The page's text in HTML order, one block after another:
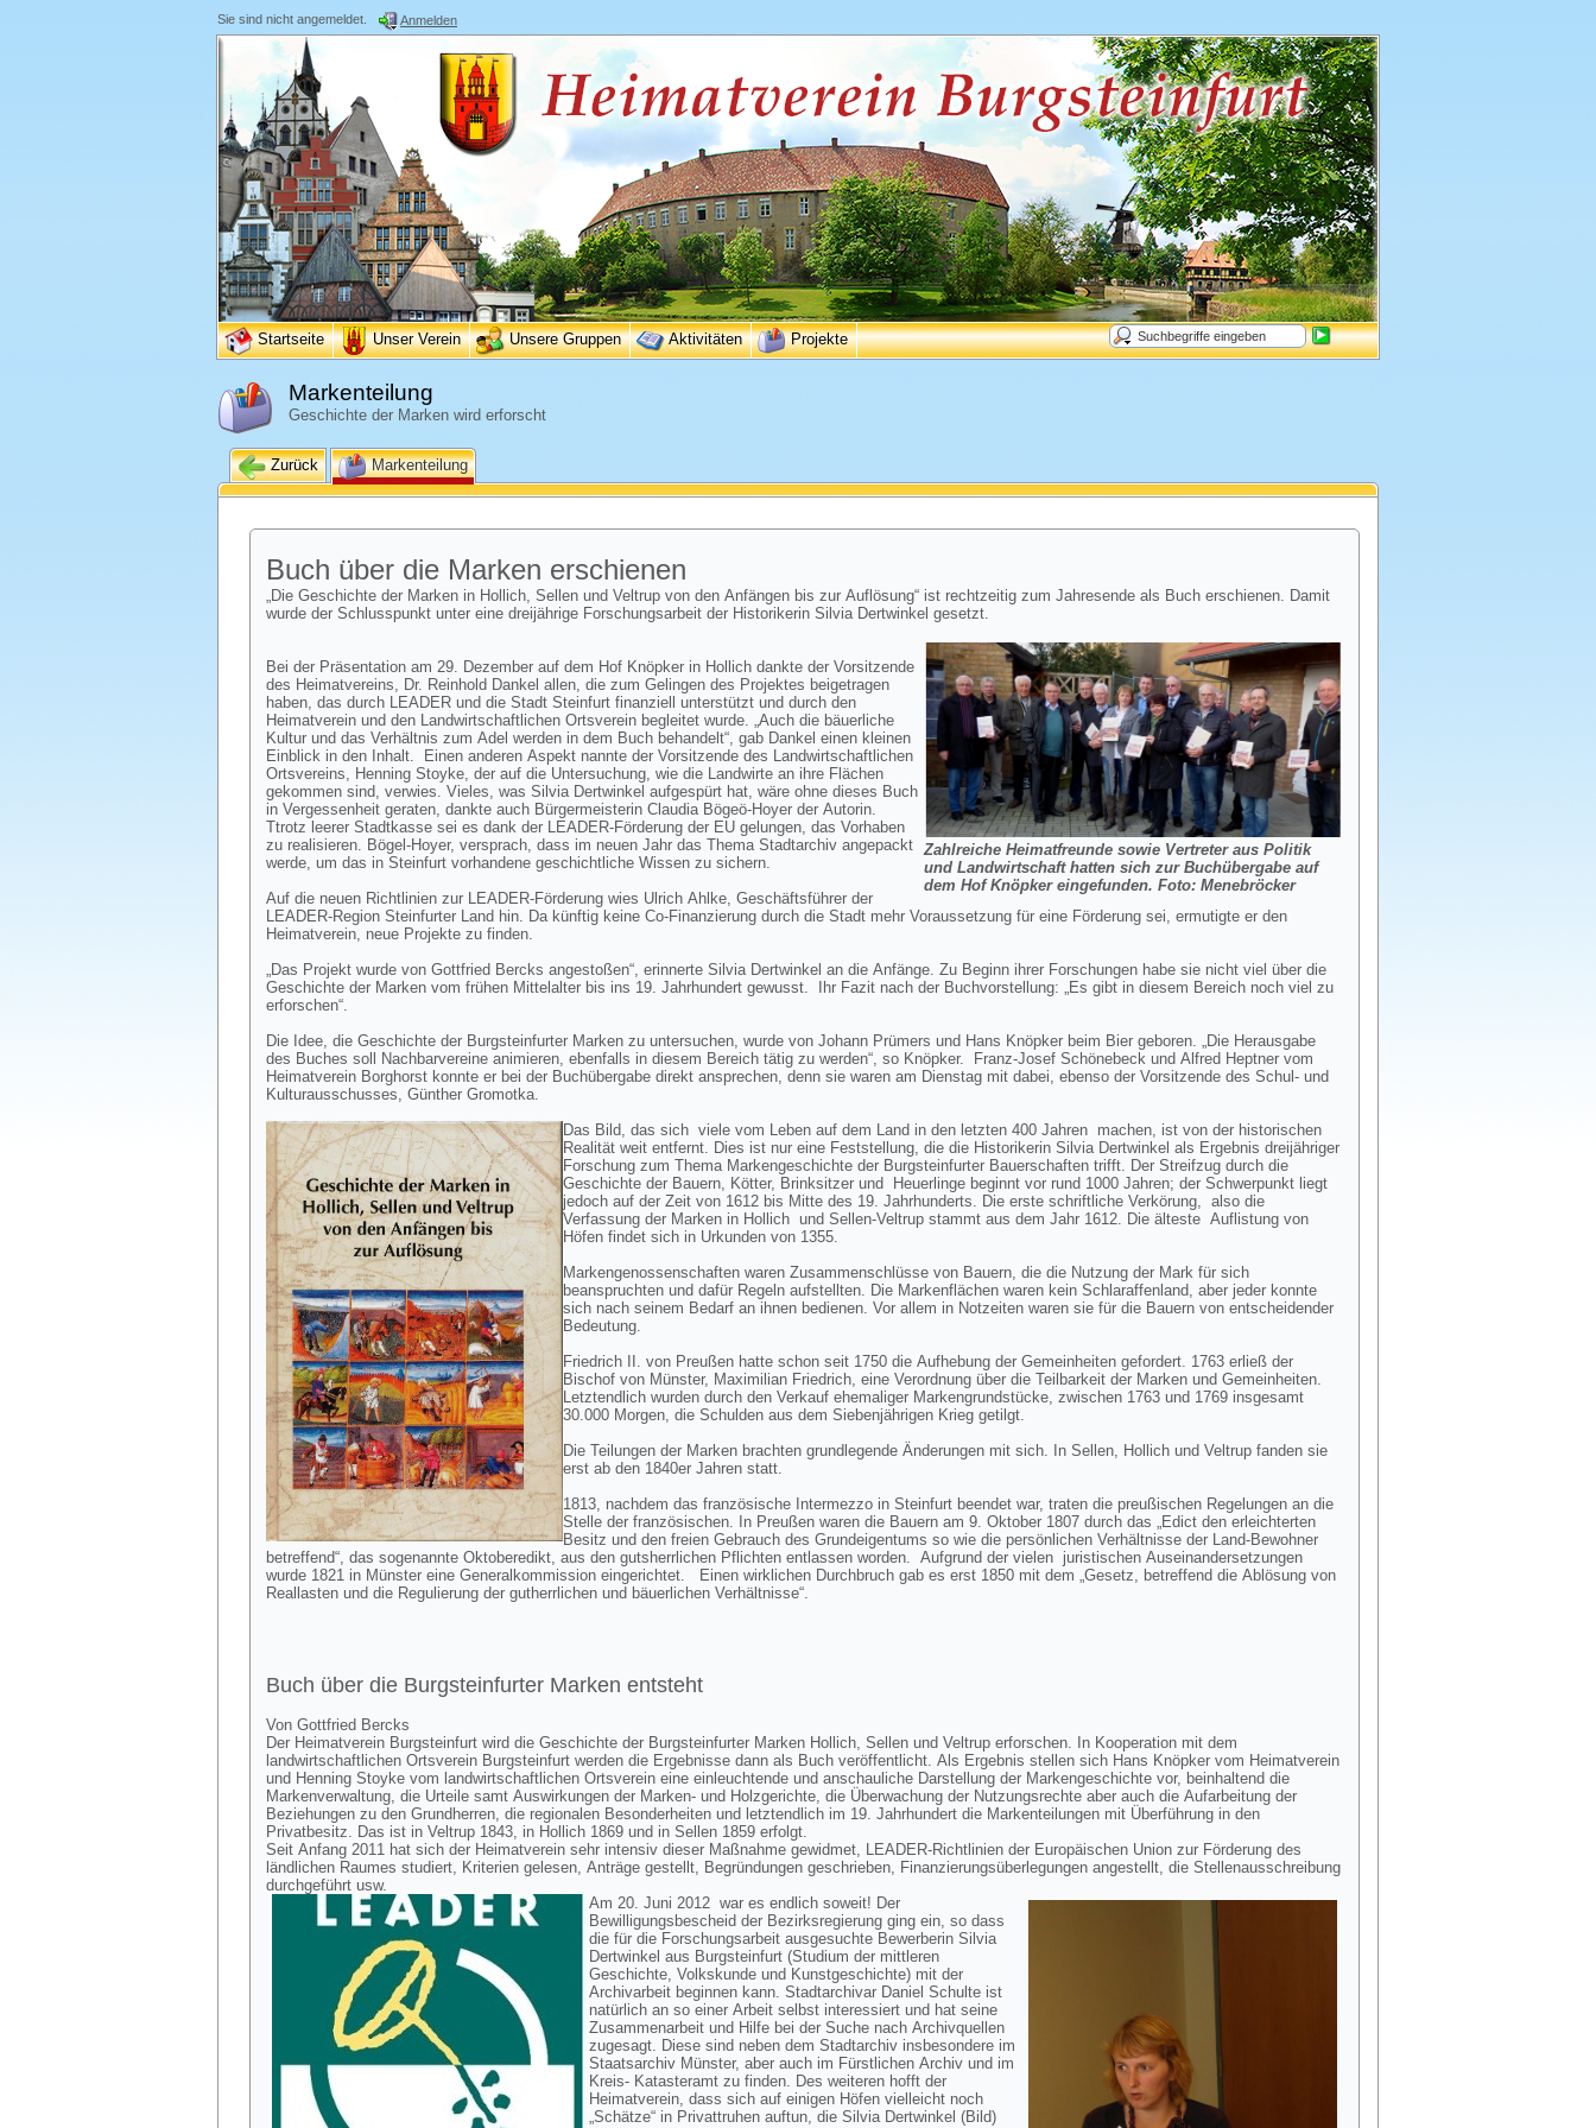
Sie sind nicht angemeldet. Anmelden
Startseite Unser Verein Unsere Gruppen Aktivitäten Projekte
Markenteilung
Geschichte der Marken wird erforscht
Zurück Markenteilung
Buch über die Marken erschienen
„Die Geschichte der Marken in Hollich, Sellen und Veltrup von den Anfängen bis zur Auflösung“ ist rechtzeitig zum Jahresende als Buch erschienen. Damit
wurde der Schlusspunkt unter eine dreijährige Forschungsarbeit der Historikerin Silvia Dertwinkel gesetzt.
Zahlreiche Heimatfreunde sowie Vertreter aus Politik
und Landwirtschaft hatten sich zur Buchübergabe auf
dem Hof Knöpker eingefunden. Foto: Menebröcker
Bei der Präsentation am 29. Dezember auf dem Hof Knöpker in Hollich dankte der Vorsitzende
des Heimatvereins, Dr. Reinhold Dankel allen, die zum Gelingen des Projektes beigetragen
haben, das durch LEADER und die Stadt Steinfurt finanziell unterstützt und durch den
Heimatverein und den Landwirtschaftlichen Ortsverein begleitet wurde. „Auch die bäuerliche
Kultur und das Verhältnis zum Adel werden in dem Buch behandelt“, gab Dankel einen kleinen
Einblick in den Inhalt. Einen anderen Aspekt nannte der Vorsitzende des Landwirtschaftlichen
Ortsvereins, Henning Stoyke, der auf die Untersuchung, wie die Landwirte an ihre Flächen
gekommen sind, verwies. Vieles, was Silvia Dertwinkel aufgespürt hat, wäre ohne dieses Buch
in Vergessenheit geraten, dankte auch Bürgermeisterin Claudia Bögeö-Hoyer der Autorin.
Ttrotz leerer Stadtkasse sei es dank der LEADER-Förderung der EU gelungen, das Vorhaben
zu realisieren. Bögel-Hoyer, versprach, dass im neuen Jahr das Thema Stadtarchiv angepackt
werde, um das in Steinfurt vorhandene geschichtliche Wissen zu sichern.
Auf die neuen Richtlinien zur LEADER-Förderung wies Ulrich Ahlke, Geschäftsführer der
LEADER-Region Steinfurter Land hin. Da künftig keine Co-Finanzierung durch die Stadt mehr Voraussetzung für eine Förderung sei, ermutigte er den
Heimatverein, neue Projekte zu finden.
„Das Projekt wurde von Gottfried Bercks angestoßen“, erinnerte Silvia Dertwinkel an die Anfänge. Zu Beginn ihrer Forschungen habe sie nicht viel über die
Geschichte der Marken vom frühen Mittelalter bis ins 19. Jahrhundert gewusst. Ihr Fazit nach der Buchvorstellung: „Es gibt in diesem Bereich noch viel zu
erforschen“.
Die Idee, die Geschichte der Burgsteinfurter Marken zu untersuchen, wurde von Johann Prümers und Hans Knöpker beim Bier geboren. „Die Herausgabe
des Buches soll Nachbarvereine animieren, ebenfalls in diesem Bereich tätig zu werden“, so Knöpker. Franz-Josef Schönebeck und Alfred Heptner vom
Heimatverein Borghorst konnte er bei der Buchübergabe direkt ansprechen, denn sie waren am Dienstag mit dabei, ebenso der Vorsitzende des Schul- und
Kulturausschusses, Günther Gromotka.
Das Bild, das sich viele vom Leben auf dem Land in den letzten 400 Jahren machen, ist von der historischen
Realität weit entfernt. Dies ist nur eine Feststellung, die die Historikerin Silvia Dertwinkel als Ergebnis dreijähriger
Forschung zum Thema Markengeschichte der Burgsteinfurter Bauerschaften trifft. Der Streifzug durch die
Geschichte der Bauern, Kötter, Brinksitzer und Heuerlinge beginnt vor rund 1000 Jahren; der Schwerpunkt liegt
jedoch auf der Zeit von 1612 bis Mitte des 19. Jahrhunderts. Die erste schriftliche Verkörung, also die
Verfassung der Marken in Hollich und Sellen-Veltrup stammt aus dem Jahr 1612. Die älteste Auflistung von
Höfen findet sich in Urkunden von 1355.
Markengenossenschaften waren Zusammenschlüsse von Bauern, die die Nutzung der Mark für sich
beanspruchten und dafür Regeln aufstellten. Die Markenflächen waren kein Schlaraffenland, aber jeder konnte
sich nach seinem Bedarf an ihnen bedienen. Vor allem in Notzeiten waren sie für die Bauern von entscheidender
Bedeutung.
Friedrich II. von Preußen hatte schon seit 1750 die Aufhebung der Gemeinheiten gefordert. 1763 erließ der
Bischof von Münster, Maximilian Friedrich, eine Verordnung über die Teilbarkeit der Marken und Gemeinheiten.
Letztendlich wurden durch den Verkauf ehemaliger Markengrundstücke, zwischen 1763 und 1769 insgesamt
30.000 Morgen, die Schulden aus dem Siebenjährigen Krieg getilgt.
Die Teilungen der Marken brachten grundlegende Änderungen mit sich. In Sellen, Hollich und Veltrup fanden sie
erst ab den 1840er Jahren statt.
1813, nachdem das französische Intermezzo in Steinfurt beendet war, traten die preußischen Regelungen an die
Stelle der französischen. In Preußen waren die Bauern am 9. Oktober 1807 durch das „Edict den erleichterten
Besitz und den freien Gebrauch des Grundeigentums so wie die persönlichen Verhältnisse der Land-Bewohner
betreffend“, das sogenannte Oktoberedikt, aus den gutsherrlichen Pflichten entlassen worden. Aufgrund der vielen juristischen Auseinandersetzungen
wurde 1821 in Münster eine Generalkommission eingerichtet. Einen wirklichen Durchbruch gab es erst 1850 mit dem „Gesetz, betreffend die Ablösung von
Reallasten und die Regulierung der gutherrlichen und bäuerlichen Verhältnisse“.
Buch über die Burgsteinfurter Marken entsteht
Von Gottfried Bercks
Der Heimatverein Burgsteinfurt wird die Geschichte der Burgsteinfurter Marken Hollich, Sellen und Veltrup erforschen. In Kooperation mit dem
landwirtschaftlichen Ortsverein Burgsteinfurt werden die Ergebnisse dann als Buch veröffentlicht. Als Ergebnis stellen sich Hans Knöpker vom Heimatverein
und Henning Stoyke vom landwirtschaftlichen Ortsverein eine einleuchtende und anschauliche Darstellung der Markengeschichte vor, beinhaltend die
Markenverwaltung, die Urteile samt Auswirkungen der Marken- und Holzgerichte, die Überwachung der Nutzungsrechte aber auch die Aufarbeitung der
Beziehungen zu den Grundherren, die regionalen Besonderheiten und letztendlich im 19. Jahrhundert die Markenteilungen mit Überführung in den
Privatbesitz. Das ist in Veltrup 1843, in Hollich 1869 und in Sellen 1859 erfolgt.
Seit Anfang 2011 hat sich der Heimatverein sehr intensiv dieser Maßnahme gewidmet, LEADER-Richtlinien der Europäischen Union zur Förderung des
ländlichen Raumes studiert, Kriterien gelesen, Anträge gestellt, Begründungen geschrieben, Finanzierungsüberlegungen angestellt, die Stellenausschreibung
durchgeführt usw.
Am 20. Juni 2012 war es endlich soweit! Der
Bewilligungsbescheid der Bezirksregierung ging ein, so dass
die für die Forschungsarbeit ausgesuchte Bewerberin Silvia
Dertwinkel aus Burgsteinfurt (Studium der mittleren
Geschichte, Volkskunde und Kunstgeschichte) mit der
Archivarbeit beginnen kann. Stadtarchivar Daniel Schulte ist
natürlich an so einer Arbeit selbst interessiert und hat seine
Zusammenarbeit und Hilfe bei der Suche nach Archivquellen
zugesagt. Diese sind neben dem Stadtarchiv insbesondere im
Staatsarchiv Münster, aber auch im Fürstlichen Archiv und im
Kreis- Katasteramt zu finden. Des weiteren hofft der
Heimatverein, dass sich auf einigen Höfen vielleicht noch
„Schätze“ in Privattruhen auftun, die Silvia Dertwinkel (Bild)